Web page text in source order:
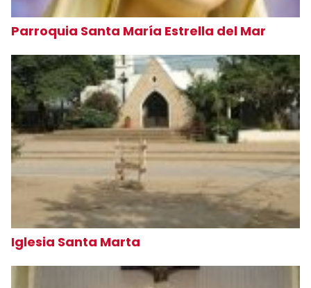
Parroquia Santa María Estrella del Mar
Iglesia Santa Marta